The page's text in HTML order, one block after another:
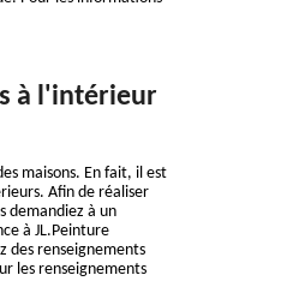
à l'intérieur
maisons. En fait, il est
Afin de réaliser
demandiez à un
à JL.Peinture
des renseignements
les renseignements